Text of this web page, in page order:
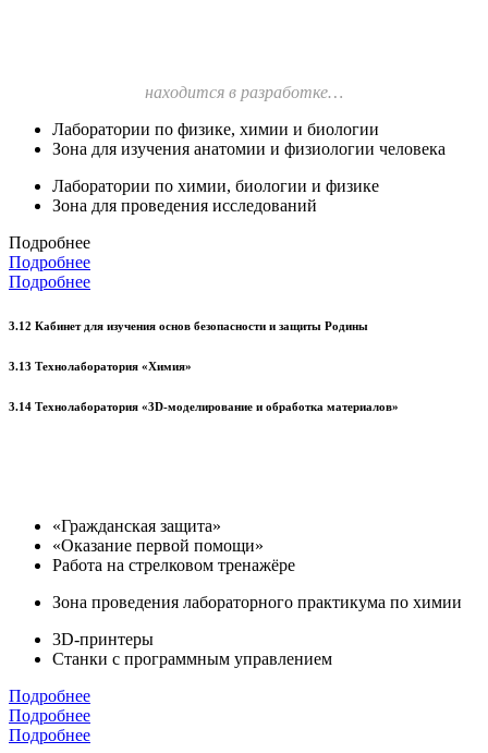
находится в разработке…
Лаборатории по физике, химии и биологии
Зона для изучения анатомии и физиологии человека
Лаборатории по химии, биологии и физике
Зона для проведения исследований
Подробнее
Подробнее
Подробнее
3.12 Кабинет для изучения основ безопасности и защиты Родины
3.13 Технолаборатория «Химия»
3.14 Технолаборатория «3D-моделирование и обработка материалов»
«Гражданская защита»
«Оказание первой помощи»
Работа на стрелковом тренажёре
Зона проведения лабораторного практикума по химии
3D-принтеры
Станки с программным управлением
Подробнее
Подробнее
Подробнее